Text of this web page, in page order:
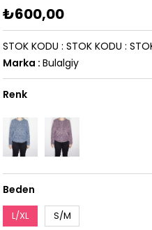
₺600,00
STOK KODU STOK KODU
Marka : Bulalgiy
Renk
Beden
L/XL S/M